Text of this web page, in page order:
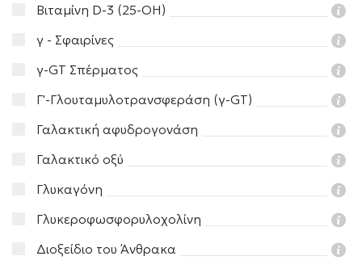
Βιταμίνη D-3 (25-ΟΗ)
γ - Σφαιρίνες
γ-GT Σπέρματος
Γ'-Γλουταμυλοτρανσφεράση (γ-GT)
Γαλακτική αφυδρογονάση
Γαλακτικό οξύ
Γλυκαγόνη
Γλυκεροφωσφορυλοχολίνη
Διοξείδιο του Άνθρακα